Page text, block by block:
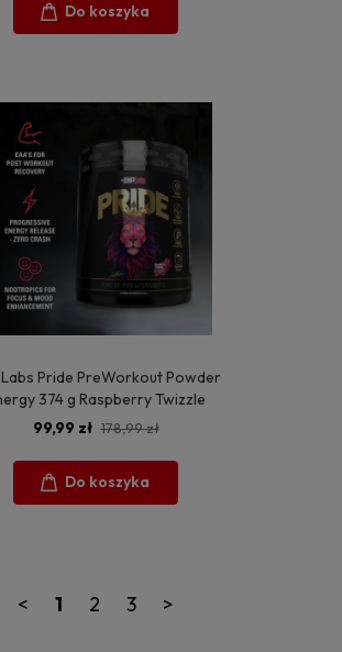
Do koszyka
Labs Pride PreWorkout Powder
374 g Raspberry Twizzle
99,99 zł 178,99 zł
Do koszyka
< 1 2 3 >